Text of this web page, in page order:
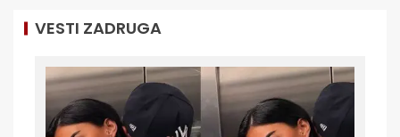
VESTI ZADRUGA